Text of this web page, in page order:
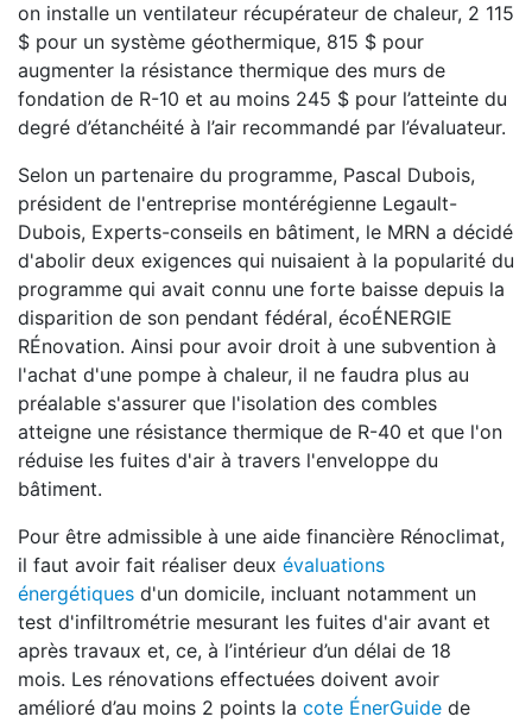
on installe un ventilateur récupérateur de chaleur, 2 115
$ pour un système géothermique, 815 $ pour
augmenter la résistance thermique des murs de
fondation de R-10 et au moins 245 $ pour l’atteinte du
degré d’étanchéité à l’air recommandé par l’évaluateur.
Selon un partenaire du programme, Pascal Dubois,
président de l'entreprise montérégienne Legault-
Dubois, Experts-conseils en bâtiment, le MRN a décidé
d'abolir deux exigences qui nuisaient à la popularité du
programme qui avait connu une forte baisse depuis la
disparition de son pendant fédéral, écoÉNERGIE
RÉnovation. Ainsi pour avoir droit à une subvention à
l'achat d'une pompe à chaleur, il ne faudra plus au
préalable s'assurer que l'isolation des combles
atteigne une résistance thermique de R-40 et que l'on
réduise les fuites d'air à travers l'enveloppe du
bâtiment.
Pour être admissible à une aide financière Rénoclimat,
il faut avoir fait réaliser deux évaluations
énergétiques d'un domicile, incluant notamment un
test d'infiltrométrie mesurant les fuites d'air avant et
après travaux et, ce, à l’intérieur d’un délai de 18
mois. Les rénovations effectuées doivent avoir
amélioré d’au moins 2 points la cote ÉnerGuide de